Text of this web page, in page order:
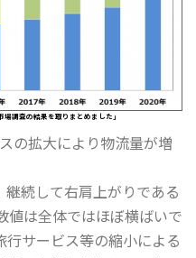
調査の結果を取りまとめました」
の拡大により物流量が増
続して右肩上がりである
値は全体ではほぼ横ばいで
サービス等の縮小による